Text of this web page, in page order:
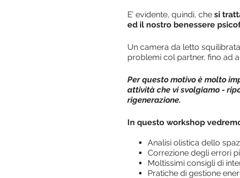
E’ evidente, quindi, chesi
ed il nostro benessere
Un camera da letto
problemi col partner, fino ad
Per questo motivo è molto
attività che vi svolgiamo -
rigenerazione.
In questo workshop
Analisi olistica dello
Correzione degli errori
Moltissimi consigli di
Pratiche di gestione